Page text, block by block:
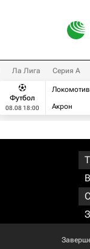
Ла Лига Серия А
Футбол
08.08 18:00
Локомотив
Акрон